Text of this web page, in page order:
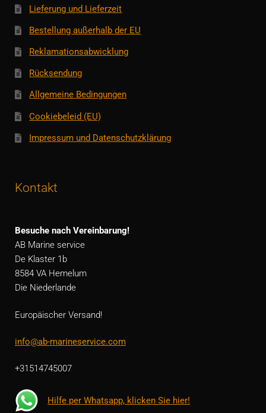
Lieferung und Lieferzeit
Bestellung außerhalb der EU
Reklamationsabwicklung
Rücksendung
Allgemeine Bedingungen
Cookiebeleid (EU)
Impressum und Datenschutzklärung
Kontakt
Besuche nach Vereinbarung!
AB Marine service
De Klaster 1b
8584 VA Hemelum
Die Niederlande
Europäischer Versand!
info@ab-marineservice.com
+31514745007
Hilfe per Whatsapp, klicken Sie hier!